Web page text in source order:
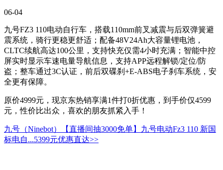
06-04
九号FZ3 110电动自行车，搭载110mm前叉减震与后双弹簧避
震系统，骑行更稳更舒适；配备48V24Ah大容量锂电池，
CLTC续航高达100公里，支持快充仅需4小时充满；智能中控
屏实时显示车速电量导航信息，支持APP远程解锁/定位/防
盗；整车通过3C认证，前后双碟刹+E-ABS电子刹车系统，安
全更有保障。
原价4999元，现京东热销享满1件打0折优惠，到手价仅4599
元，性价比出众，喜欢的朋友抓紧入手！
九号（Ninebot）【直播间抽3000免单】九号电动Fz3 110 新国
标电自...5399元优惠直达>>